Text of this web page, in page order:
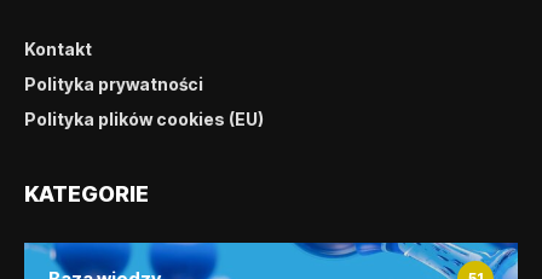
Kontakt
Polityka prywatności
Polityka plików cookies (EU)
KATEGORIE